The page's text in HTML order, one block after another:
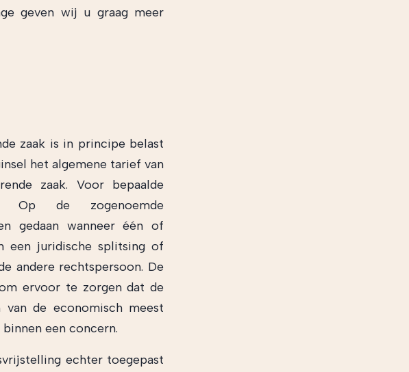
geven wij u graag meer
zaak is in principe belast
het algemene tarief van
zaak. Voor bepaalde
Op de zogenoemde
gedaan wanneer één of
een juridische splitsing of
andere rechtspersoon. De
ervoor te zorgen dat de
de economisch meest
een concern.
echter toegepast